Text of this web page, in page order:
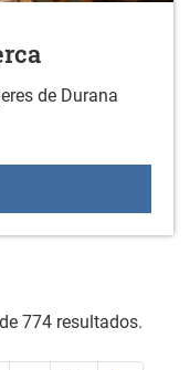
de Durana
cultural a
774 resultados.